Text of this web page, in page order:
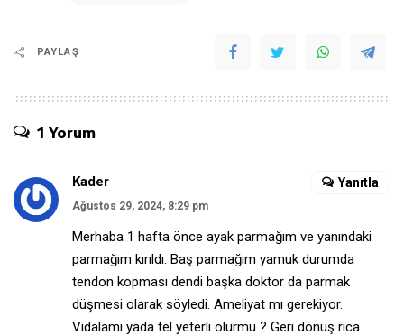
PAYLAŞ
1 Yorum
Kader
Ağustos 29, 2024, 8:29 pm
Merhaba 1 hafta önce ayak parmağım ve yanındaki
parmağım kırıldı. Baş parmağım yamuk durumda
tendon kopması dendi başka doktor da parmak
düşmesi olarak söyledi. Ameliyat mı gerekiyor.
Vidalamı yada tel yeterli olurmu ? Geri dönüş rica
Yanıtla